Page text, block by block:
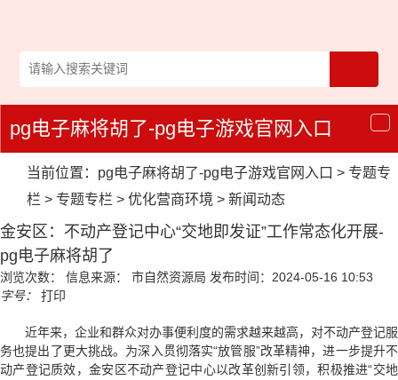
导
航
pg电子麻将胡了-pg电子游戏官网入口
当前位置： pg电子麻将胡了-pg电子游戏官网入口 > 专题专
栏 > 专题专栏 > 优化营商环境 > 新闻动态
金安区：不动产登记中心“交地即发证”工作常态化开展-
pg电子麻将胡了
浏览次数： 信息来源： 市自然资源局 发布时间：2024-05-16 10:53
字号：
打印
近年来，企业和群众对办事便利度的需求越来越高，对不动产登记服
务也提出了更大挑战。为深入贯彻落实“放管服”改革精神，进一步提升不
动产登记质效，金安区不动产登记中心以改革创新引领，积极推进“交地